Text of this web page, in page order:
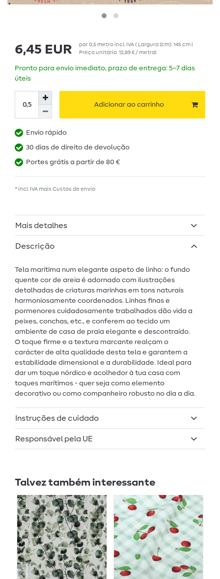
6,45 EUR por0,5 metro incl. IVA( Largura (cm): 145 cm |
Preço unitário 12,89 € / metro)
Pronto para envio imediato, prazo de entrega: 5–7 dias
úteis
Adicionar ao carrinho
Envio rápido
30 dias de direito de devolução
Portes grátis a partir de 80 €
* incl. IVA mais Custos de envio
Mais detalhes
Descrição
Tela marítima num elegante aspeto de linho: o fundo
quente cor de areia é adornado com ilustrações
detalhadas de criaturas marinhas em tons naturais
harmoniosamente coordenados. Linhas finas e
pormenores cuidadosamente trabalhados dão vida a
peixes, conchas, etc., e conferem ao tecido um
ambiente de casa de praia elegante e descontraído.
O toque firme e a textura marcante realçam o
carácter de alta qualidade desta tela e garantem a
estabilidade dimensional e a durabilidade. Ideal para
dar um toque nórdico e acolhedor à tua casa com
toques marítimos - quer seja como elemento
decorativo ou como companheiro robusto no dia a dia.
Instruções de cuidado
Responsável pela UE
Talvez também interessante